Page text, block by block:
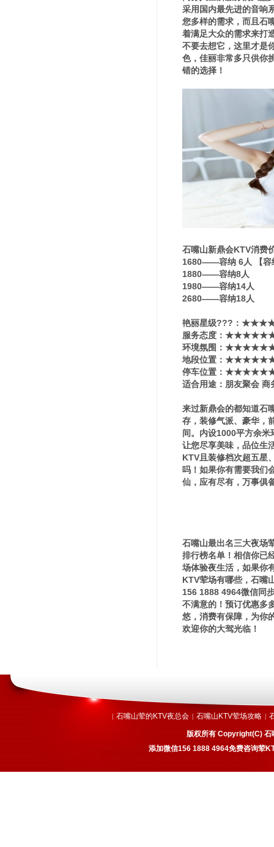
采用国内最先进的音响
您多样的需求，而且石
着满足大众的需求来打
不要去想它，这里才是
色，佳丽非常多只供你
错的选择！
石嘴山新鼎会KTV消费
1680——容纳 6人 【容
1880——容纳8人
1980——容纳14人
2680——容纳18人
艳丽星级???：
服务态度：
环境氛围：
地段位置：
停车位置：
适合用途：朋友聚会 商
来过新鼎会的都知道石
存，装修气派、豪华，
间。内设1000平方余米
让您尽享美味，品位生
KTV且装修档次超五星
吗！如果你有需要我们
仙，应有尽有，万事俱
石嘴山最出名三大夜场
排行榜名单！相信你已
场体验夜生活，如果你
KTV荤场有哪些，石嘴
156 1888 4964微信同
不满意的！预订优惠多
悠，消费有保障，为你
欢迎你的大驾光临！
| 石嘴山荤的KTV夜总会 | 石嘴山KTV荤场攻略 |
版权所有 Copyright(C) 石
添加微信156 1888 4964免费咨询荤